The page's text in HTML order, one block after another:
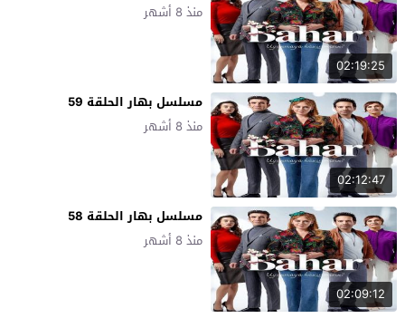
02:19:25
منذ 8 أشهر
02:12:47
مسلسل بهار الحلقة 59
منذ 8 أشهر
02:09:12
مسلسل بهار الحلقة 58
منذ 8 أشهر